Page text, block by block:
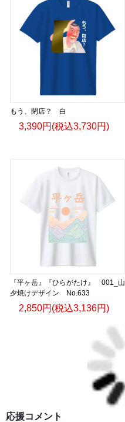
もう、閉店？ 白
3,390円(税込3,730円)
『平ヶ岳』『ひらがたけ』 001_山
夕焼けデザイン No.633
2,850円(税込3,136円)
応援コメント